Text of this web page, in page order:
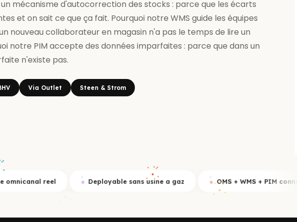
mécanisme d'autocorrection des stocks : parce que les écarts
et on sait ce que ça fait. Pourquoi notre WMS guide les équipes
nouveau collaborateur en magasin n'a pas le temps de lire un
notre PIM accepte des données imparfaites : parce que dans un
n'existe pas.
Via Outlet Steen & Strom
Deployable sans usine a gaz OMS + WMS + PIM connectes